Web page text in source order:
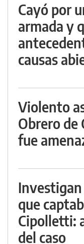
Cayó por
armada y
causas
Violento
Obrero
fue
que
Cipolletti:
del caso